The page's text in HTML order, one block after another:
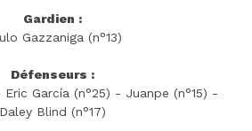
Gardien :
Gazzaniga (n°13)
Défenseurs :
García (n°25) - Juanpe (n°15) -
Daley Blind (n°17)